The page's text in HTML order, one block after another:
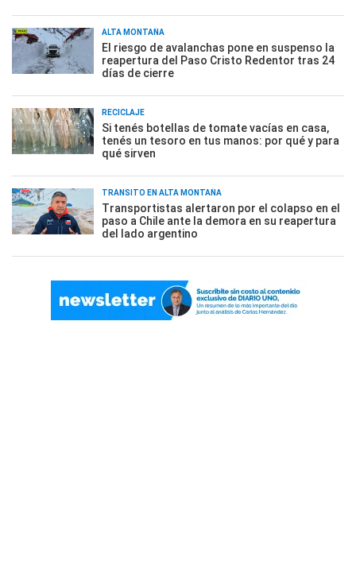
ALTA MONTAÑA
El riesgo de avalanchas pone en suspenso la
reapertura del Paso Cristo Redentor tras 24
días de cierre
RECICLAJE
Si tenés botellas de tomate vacías en casa,
tenés un tesoro en tus manos: por qué y para
qué sirven
TRÁNSITO EN ALTA MONTAÑA
Transportistas alertaron por el colapso en el
paso a Chile ante la demora en su reapertura
del lado argentino